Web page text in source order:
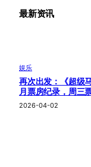
最新资讯
娱乐
再次出发：《超级
月票房纪录，周三
2026-04-02